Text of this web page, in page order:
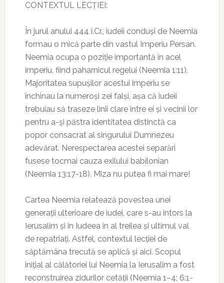
CONTEXTUL LECȚIEI:
În jurul anului 444 î.Cr., iudeii conduși de Neemia
formau o mică parte din vastul Imperiu Persan.
Neemia ocupa o poziție importantă în acel
imperiu, fiind paharnicul regelui (Neemia 1:11).
Majoritatea supușilor acestui imperiu se
închinau la numeroși zei falși, așa că iudeii
trebuiau să traseze linii clare între ei și vecinii lor
pentru a-și păstra identitatea distinctă ca
popor consacrat al singurului Dumnezeu
adevărat. Nerespectarea acestei separări
fusese tocmai cauza exilului babilonian
(Neemia 13:17-18). Miza nu putea fi mai mare!
Cartea Neemia relatează povestea unei
generații ulterioare de iudei, care s-au întors la
Ierusalim și în Iudeea în al treilea și ultimul val
de repatriați. Astfel, contextul lecției de
săptămâna trecută se aplică și aici. Scopul
inițial al călătoriei lui Neemia la Ierusalim a fost
reconstruirea zidurilor cetății (Neemia 1–4; 6:1-